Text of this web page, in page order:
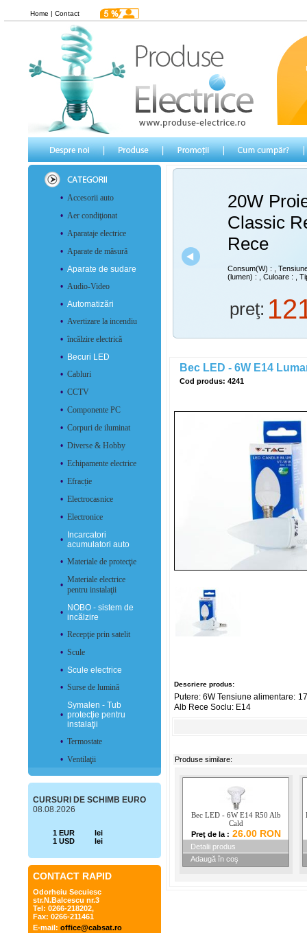
Home | Contact
• Accesorii auto
• Aer condiţionat
• Aparataje electrice
• Aparate de măsură
• Aparate de sudare
• Audio-Video
• Automatizări
• Avertizare la incendiu
• încălzire electrică
•
Becuri LED
• Cabluri
• CCTV
• Componente PC
• Corpuri de iluminat
• Diverse & Hobby
• Echipamente electrice
• Efracție
• Electrocasnice
• Electronice
•
Incarcatori
acumulatori auto
• Materiale de protecţie
•
Materiale electrice
pentru instalaţii
•
NOBO - sistem de
incălzire
• Recepţie prin satelit
• Scule
• Scule electrice
• Surse de lumină
•
Symalen - Tub
protecţie pentru
instalaţii
• Termostate
• Ventilaţii
CURSURI DE SCHIMB EURO
08.08.2026
1 EUR
lei
1 USD
lei
CONTACT RAPID
Odorheiu Secuiesc
str.N.Balcescu nr.3
Tel: 0266-218202,
Fax: 0266-211461
E-mail: office@cabsat.ro
20W
Classic
Rece
Consum(W) :
,
(lumen) :
, Culoare : ,
preţ:
Bec LED - 6W E14
Cod produs: 4241
Descriere produs:
Putere: 6W Tensiune alimentare:
Alb Rece Soclu: E14
Produse similare:
Bec LED - 6W E14 R50 Alb
Cald
Preţ de la : 26.00 RON
Detalii produs
Adaugă în coş